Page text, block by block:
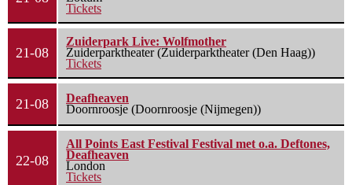
Tickets
21-08
Zuiderpark Live: Wolfmother
Zuiderparktheater (Zuiderparktheater (Den Haag))
Tickets
21-08
Deafheaven
Doornroosje (Doornroosje (Nijmegen))
22-08
All Points East Festival Festival met o.a. Deftones,
Deafheaven
London
Tickets